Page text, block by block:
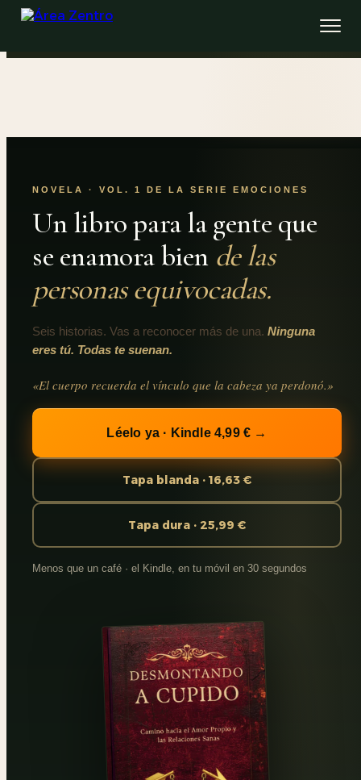
NOVELA · VOL. 1 DE LA SERIE EMOCIONES
Un libro para la gente que
se enamora bien de las
personas equivocadas.
Seis historias. Vas a reconocer más de una. Ninguna
eres tú. Todas te suenan.
«El cuerpo recuerda el vínculo que la cabeza ya perdonó.»
Léelo ya · Kindle 4,99 € →
Tapa blanda · 16,63 €
Tapa dura · 25,99 €
Menos que un café · el Kindle, en tu móvil en 30 segundos